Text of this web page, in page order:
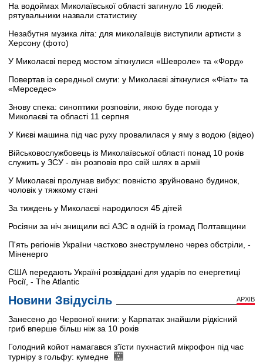
На водоймах Миколаївської області загинуло 16 людей:
рятувальники назвали статистику
Незабутня музика літа: для миколаївців виступили артисти з
Херсону (фото)
У Миколаєві перед мостом зіткнулися «Шевроле» та «Форд»
Повертав із середньої смуги: у Миколаєві зіткнулися «Фіат» та
«Мерседес»
Знову спека: синоптики розповіли, якою буде погода у
Миколаєві та області 11 серпня
У Києві машина під час руху провалилася у яму з водою (відео)
Військовослужбовець із Миколаївської області понад 10 років
служить у ЗСУ - він розповів про свій шлях в армії
У Миколаєві пролунав вибух: повністю зруйновано будинок,
чоловік у тяжкому стані
За тиждень у Миколаєві народилося 45 дітей
Росіяни за ніч знищили всі АЗС в одній із громад Полтавщини
П'ять регіонів України частково знеструмлено через обстріли, -
Міненерго
США передають Україні розвіддані для ударів по енергетиці
Росії, - The Atlantic
Новини Звідусіль АРХІВ
Занесено до Червоної книги: у Карпатах знайшли рідкісний
гриб вперше більш ніж за 10 років
Голодний койот намагався з'їсти пухнастий мікрофон під час
турніру з гольфу: кумедне